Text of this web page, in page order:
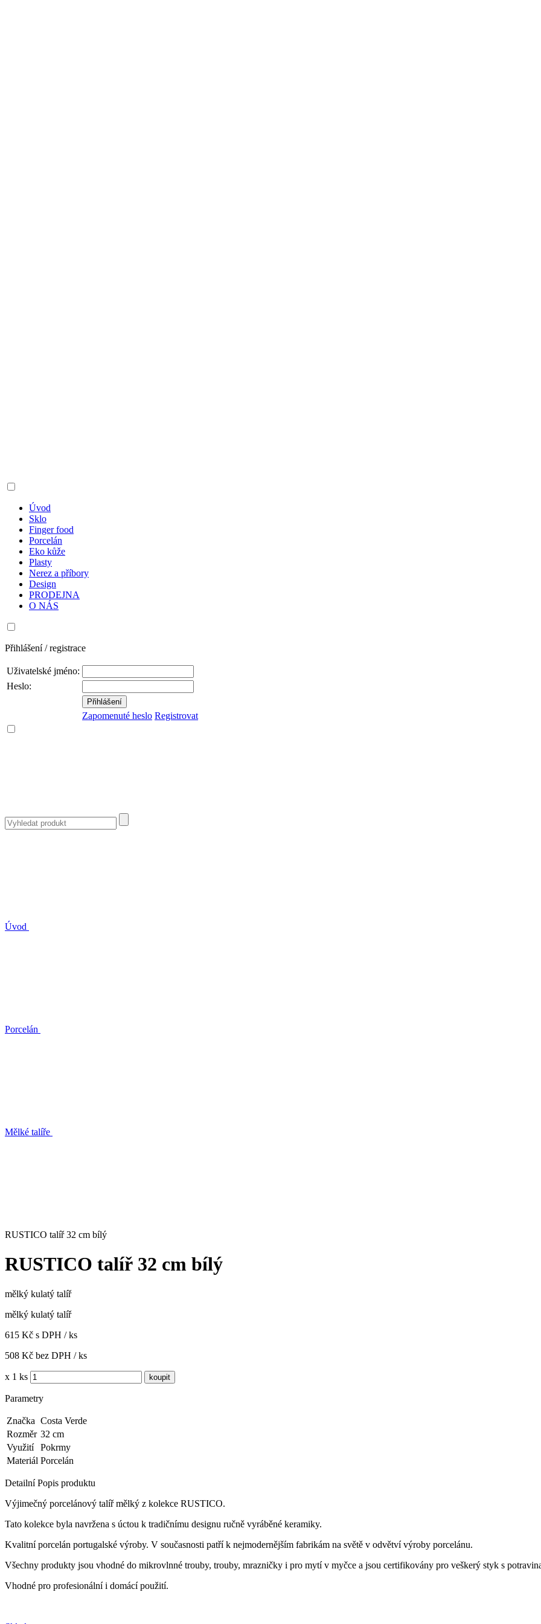
Úvod
Sklo
Finger food
Porcelán
Eko kůže
Plasty
Nerez a příbory
Design
PRODEJNA
O NÁS
Přihlášení / registrace
Uživatelské jméno:
Heslo:
Zapomenuté heslo Registrovat
Úvod
Porcelán
Mělké talíře
RUSTICO talíř 32 cm bílý
RUSTICO talíř 32 cm bílý
mělký kulatý talíř
mělký kulatý talíř
615 Kč s DPH / ks
508 Kč bez DPH / ks
x 1 ks
Parametry
Značka Costa Verde
Rozměr 32 cm
Využití
Pokrmy
Materiál Porcelán
Detailní Popis produktu
Výjimečný porcelánový talíř mělký z kolekce RUSTICO.
Tato kolekce byla navržena s úctou k tradičnímu designu ručně vyráběné keramiky.
Kvalitní porcelán portugalské výroby. V současnosti patří k nejmodernějším fabrikám na světě v odvětví výroby porcelánu.
Všechny produkty jsou vhodné do mikrovlnné trouby, trouby, mrazničky i pro mytí v myčce a jsou certifikovány pro veškerý styk s
Vhodné pro profesionální i domácí použití.